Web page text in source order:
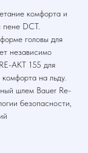
комфорта и
пене DCT.
головы для
независимо
AKT 155 для
на льду.
шлем Bauer Re-
безопасности,